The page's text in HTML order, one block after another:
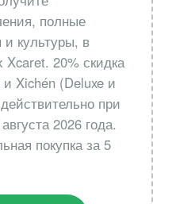
полные
культуры, в
20% скидка
и Xichén (Deluxe и
при
2026 года.
покупка за 5